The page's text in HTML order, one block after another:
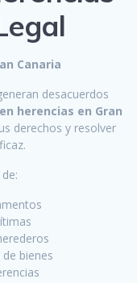
Canaria
desacuerdos
herencias en Gran
derechos y resolver
bienes